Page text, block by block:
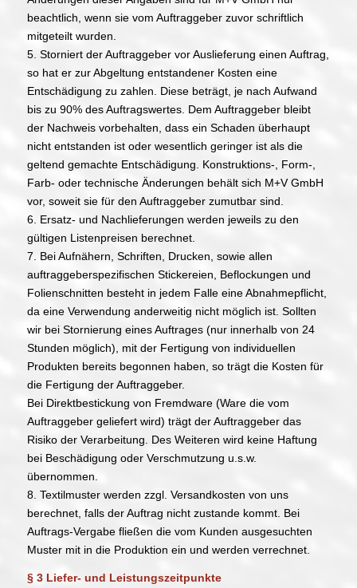
beachtlich, wenn sie vom Auftraggeber zuvor schriftlich
mitgeteilt wurden.
5. Storniert der Auftraggeber vor Auslieferung einen Auftrag,
so hat er zur Abgeltung entstandener Kosten eine
Entschädigung zu zahlen. Diese beträgt, je nach Aufwand
bis zu 90% des Auftragswertes. Dem Auftraggeber bleibt
der Nachweis vorbehalten, dass ein Schaden überhaupt
nicht entstanden ist oder wesentlich geringer ist als die
geltend gemachte Entschädigung. Konstruktions-, Form-,
Farb- oder technische Änderungen behält sich M+V GmbH
vor, soweit sie für den Auftraggeber zumutbar sind.
6. Ersatz- und Nachlieferungen werden jeweils zu den
gültigen Listenpreisen berechnet.
7. Bei Aufnähern, Schriften, Drucken, sowie allen
auftraggeberspezifischen Stickereien, Beflockungen und
Folienschnitten besteht in jedem Falle eine Abnahmepflicht,
da eine Verwendung anderweitig nicht möglich ist. Sollten
wir bei Stornierung eines Auftrages (nur innerhalb von 24
Stunden möglich), mit der Fertigung von individuellen
Produkten bereits begonnen haben, so trägt die Kosten für
die Fertigung der Auftraggeber.
Bei Direktbestickung von Fremdware (Ware die vom
Auftraggeber geliefert wird) trägt der Auftraggeber das
Risiko der Verarbeitung. Des Weiteren wird keine Haftung
bei Beschädigung oder Verschmutzung u.s.w.
übernommen.
8. Textilmuster werden zzgl. Versandkosten von uns
berechnet, falls der Auftrag nicht zustande kommt. Bei
Auftrags-Vergabe fließen die vom Kunden ausgesuchten
Muster mit in die Produktion ein und werden verrechnet.
§ 3 Liefer- und Leistungszeitpunkte